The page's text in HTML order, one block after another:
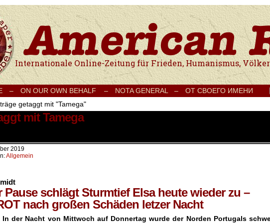
Internationale Onlinezeitung für Frieden, Humanismus, Völkerverständigung und
– ON OUR OWN BEHALF – NOTA GENERAL – ОТ СВОЕГО ИМЕНИ
getaggt mit "Tamega"
mit Tamega
2019
Allgemein
Pause schlägt Sturmtief Elsa heute wieder zu –
nach großen Schäden letzer Nacht
In der Nacht von Mittwoch auf Donnertag wurde der Norden Portugals